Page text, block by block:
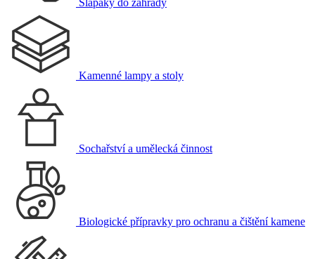
Šlapáky do zahrady
Kamenné lampy a stoly
Sochařství a umělecká činnost
Biologické přípravky pro ochranu a čištění kamene